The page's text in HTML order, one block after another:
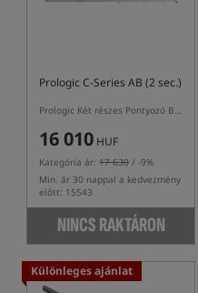
Prologic C-Series AB (2 sec.)
Prologic Két részes Pontyozó Bot
16 010 HUF
Kategória ár: 17 630 / -9%
Min. ár 30 nappal a kedvezmény
előtt: 15543
NINCS RAKTÁRON
Különleges ajánlat